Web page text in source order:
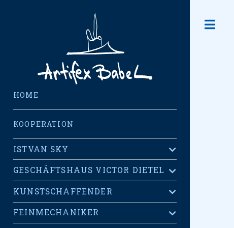
HOME
KOOPERATION
ISTVAN SKY
GESCHÄFTSHAUS VICTOR DIETEL
KUNSTSCHAFFENDER
FEINMECHANIKER